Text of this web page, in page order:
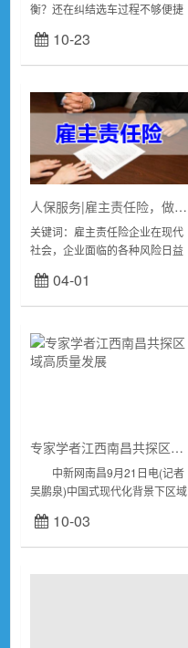
衡？还在纠结选车过程不够便捷
汇聚实力与专业的购车盛宴即将
来袭——人保携手长春瑞宝购车
10-23
人保服务|雇主责任险，做企业的护身符
关键词：雇主责任险企业在现代
社会，企业面临的各种风险日益
种重要的风险转移工具。雇主责
任险是一种保障雇主为员工在工
04-01
专家学者江西南昌共探区域高质量发展
中新网南昌9月21日电(记者
吴鹏泉)中国式现代化背景下区域
举行，吸引了全国40多所高校、
党校和科研机构的专家学者参
10-03